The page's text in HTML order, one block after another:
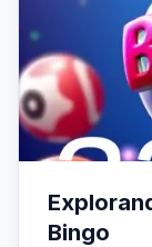
Bingo